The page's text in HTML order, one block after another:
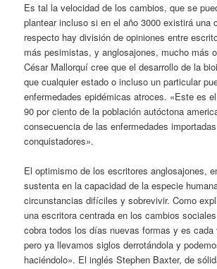
Es tal la velocidad de los cambios, que se
plantear incluso si en el año 3000 existirá una
respecto hay división de opiniones entre
más pesimistas, y anglosajones, mucho más
César Mallorquí cree que el desarrollo de la
que cualquier estado o incluso un particular
enfermedades epidémicas atroces. «Este es
90 por ciento de la población autóctona
consecuencia de las enfermedades
conquistadores».
El optimismo de los escritores anglosajones,
sustenta en la capacidad de la especie
circunstancias difíciles y sobrevivir. Como
una escritora centrada en los cambios
cobra todos los días nuevas formas y es cada
pero ya llevamos siglos derrotándola y
haciéndolo». El inglés Stephen Baxter, de